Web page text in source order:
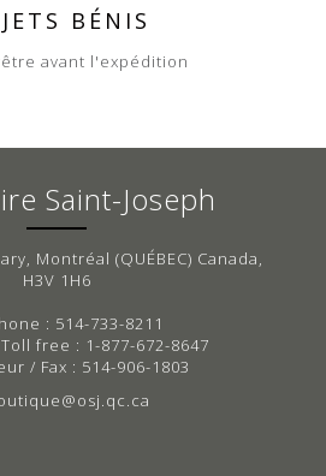
BÉNIS
avant l'expédition
Saint-Joseph
Montréal (QUÉBEC) Canada,
H3V 1H6
: 514-733-8211
free : 1-877-672-8647
/ Fax : 514-906-1803